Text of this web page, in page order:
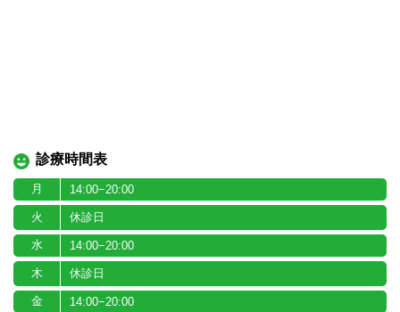
診療時間表
月 14:00−20:00
火 休診日
水 14:00−20:00
木 休診日
金 14:00−20:00